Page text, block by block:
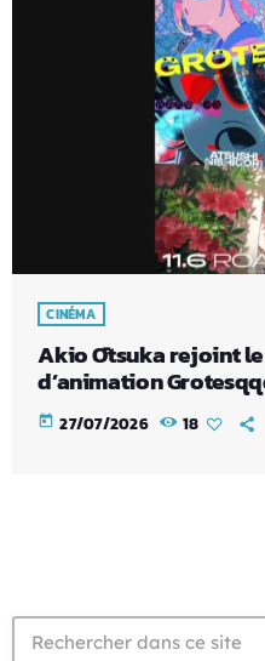
CINÉMA
Akio Ōtsuka rejoint
d’animation
today 27/07/2026 18